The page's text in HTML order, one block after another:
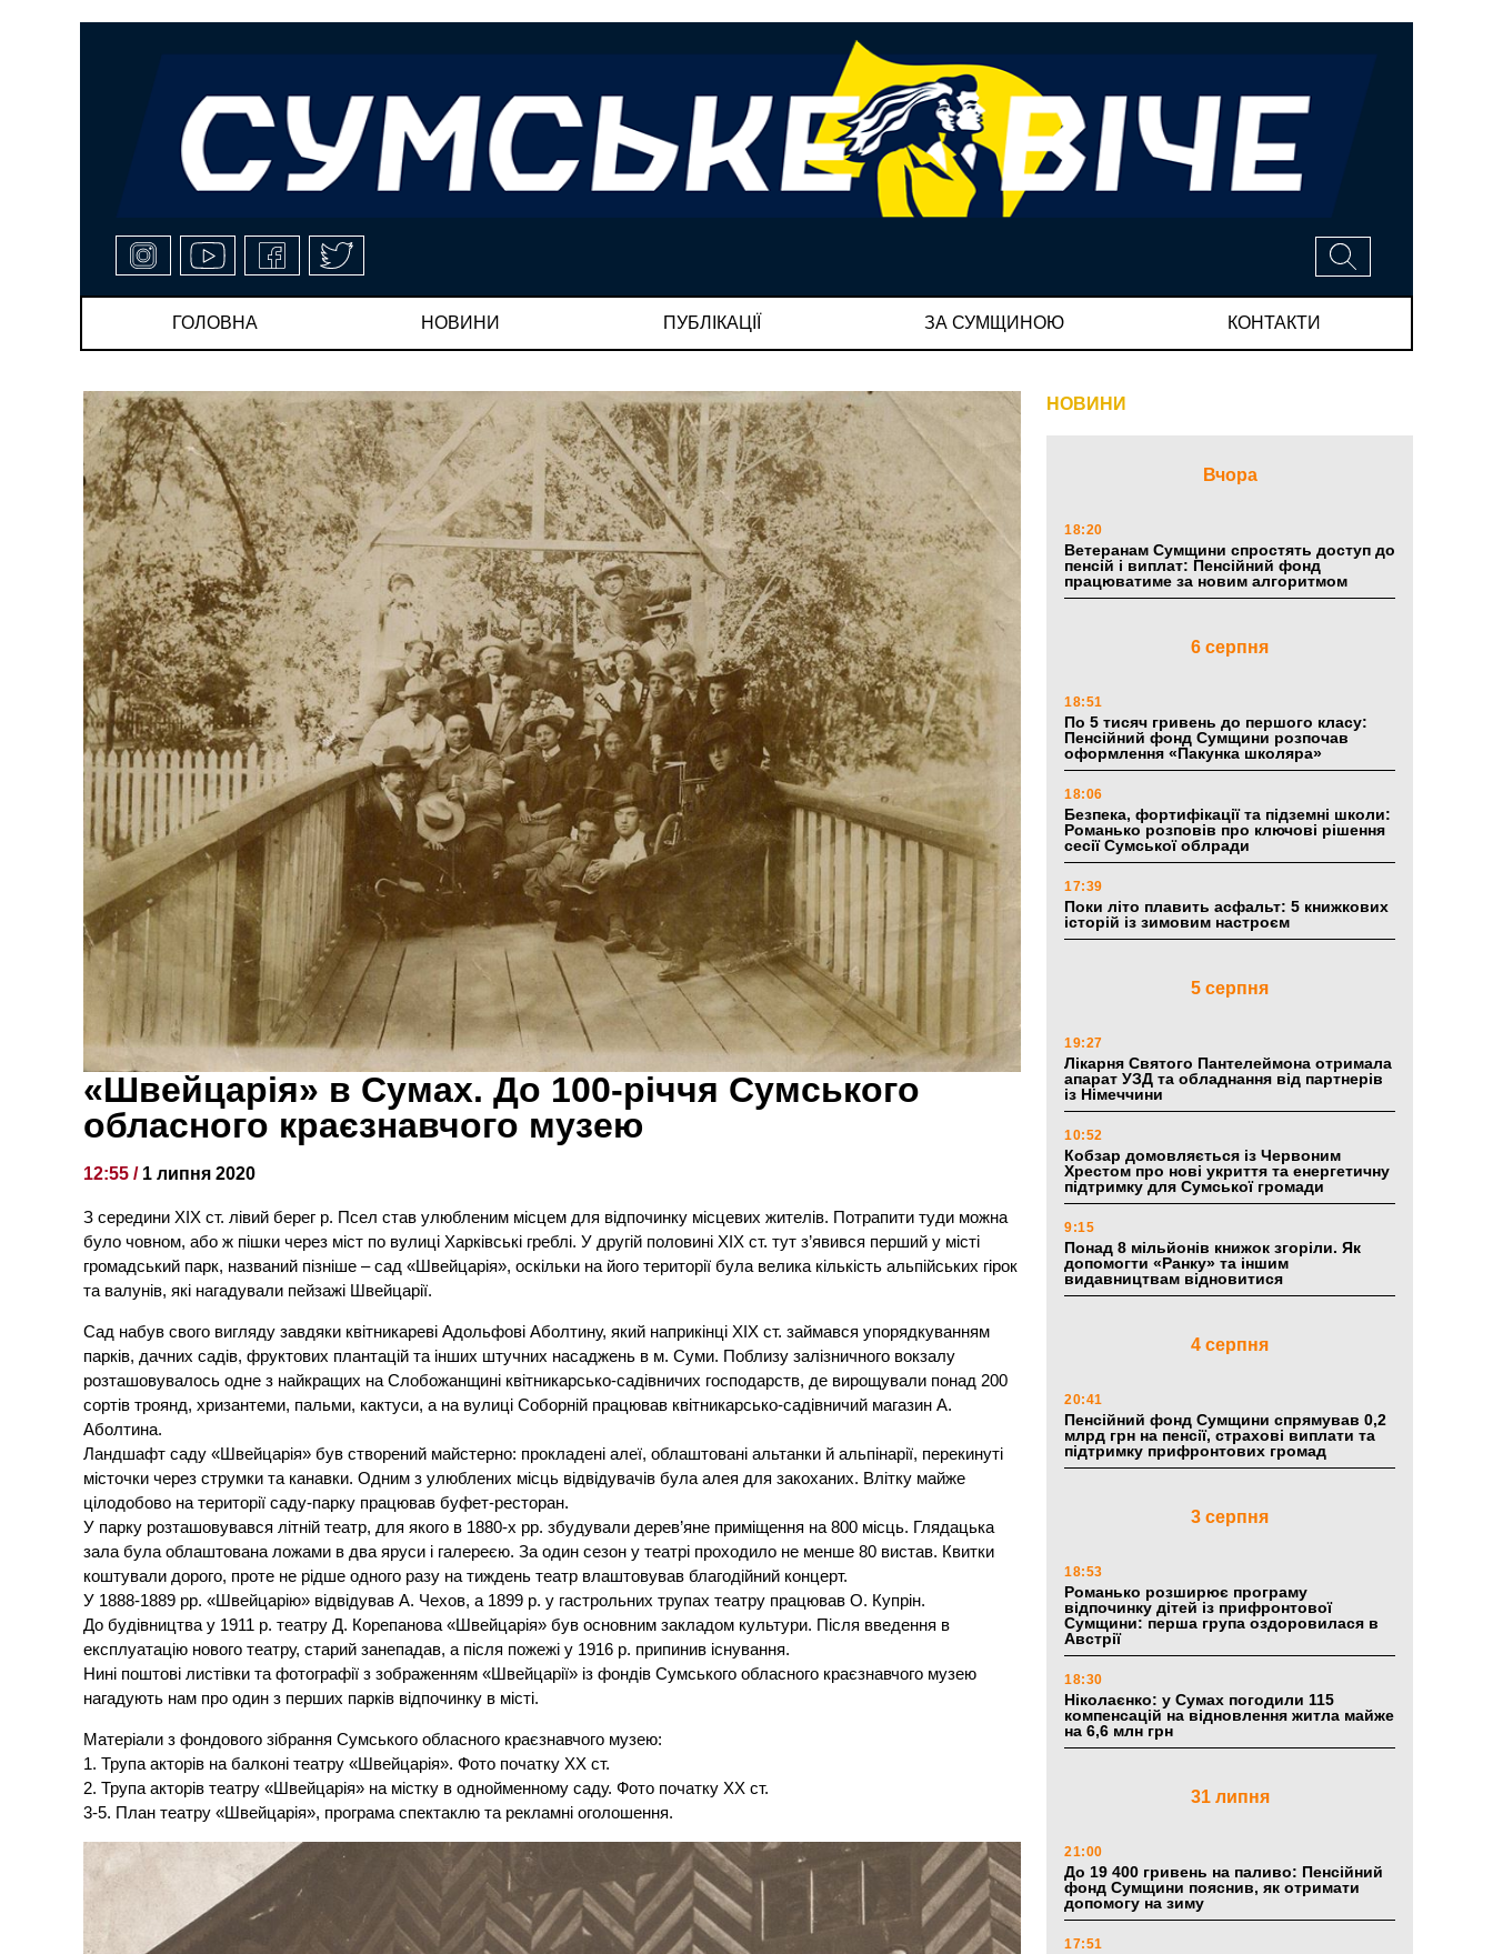
ГОЛОВНА НОВИНИ ПУБЛІКАЦІЇ ЗА СУМЩИНОЮ КОНТАКТИ
«Швейцарія» в Сумах. До 100-річчя Сумського
обласного краєзнавчого музею
12:55 / 1 липня 2020
З середини ХІХ ст. лівий берег р. Псел став улюбленим місцем для відпочинку місцевих жителів. Потрапити туди можна
було човном, або ж пішки через міст по вулиці Харківські греблі. У другій половині ХІХ ст. тут з’явився перший у місті
громадський парк, названий пізніше – сад «Швейцарія», оскільки на його території була велика кількість альпійських гірок
та валунів, які нагадували пейзажі Швейцарії.
Сад набув свого вигляду завдяки квітникареві Адольфові Аболтину, який наприкінці ХІХ ст. займався упорядкуванням
парків, дачних садів, фруктових плантацій та інших штучних насаджень в м. Суми. Поблизу залізничного вокзалу
розташовувалось одне з найкращих на Слобожанщині квітникарсько-садівничих господарств, де вирощували понад 200
сортів троянд, хризантеми, пальми, кактуси, а на вулиці Соборній працював квітникарсько-садівничий магазин А.
Аболтина.
Ландшафт саду «Швейцарія» був створений майстерно: прокладені алеї, облаштовані альтанки й альпінарії, перекинуті
місточки через струмки та канавки. Одним з улюблених місць відвідувачів була алея для закоханих. Влітку майже
цілодобово на території саду-парку працював буфет-ресторан.
У парку розташовувався літній театр, для якого в 1880-х рр. збудували дерев’яне приміщення на 800 місць. Глядацька
зала була облаштована ложами в два яруси і галереєю. За один сезон у театрі проходило не менше 80 вистав. Квитки
коштували дорого, проте не рідше одного разу на тиждень театр влаштовував благодійний концерт.
У 1888-1889 рр. «Швейцарію» відвідував А. Чехов, а 1899 р. у гастрольних трупах театру працював О. Купрін.
До будівництва у 1911 р. театру Д. Корепанова «Швейцарія» був основним закладом культури. Після введення в
експлуатацію нового театру, старий занепадав, а після пожежі у 1916 р. припинив існування.
Нині поштові листівки та фотографії з зображенням «Швейцарії» із фондів Сумського обласного краєзнавчого музею
нагадують нам про один з перших парків відпочинку в місті.
Матеріали з фондового зібрання Сумського обласного краєзнавчого музею:
1. Трупа акторів на балконі театру «Швейцарія». Фото початку ХХ ст.
2. Трупа акторів театру «Швейцарія» на містку в однойменному саду. Фото початку ХХ ст.
3-5. План театру «Швейцарія», програма спектаклю та рекламні оголошення.
НОВИНИ
Вчора
18:20
Ветеранам Сумщини спростять доступ до
пенсій і виплат: Пенсійний фонд
працюватиме за новим алгоритмом
6 серпня
18:51
По 5 тисяч гривень до першого класу:
Пенсійний фонд Сумщини розпочав
оформлення «Пакунка школяра»
18:06
Безпека, фортифікації та підземні школи:
Романько розповів про ключові рішення
сесії Сумської облради
17:39
Поки літо плавить асфальт: 5 книжкових
історій із зимовим настроєм
5 серпня
19:27
Лікарня Святого Пантелеймона отримала
апарат УЗД та обладнання від партнерів
із Німеччини
10:52
Кобзар домовляється із Червоним
Хрестом про нові укриття та енергетичну
підтримку для Сумської громади
9:15
Понад 8 мільйонів книжок згоріли. Як
допомогти «Ранку» та іншим
видавництвам відновитися
4 серпня
20:41
Пенсійний фонд Сумщини спрямував 0,2
млрд грн на пенсії, страхові виплати та
підтримку прифронтових громад
3 серпня
18:53
Романько розширює програму
відпочинку дітей із прифронтової
Сумщини: перша група оздоровилася в
Австрії
18:30
Ніколаєнко: у Сумах погодили 115
компенсацій на відновлення житла майже
на 6,6 млн грн
31 липня
21:00
До 19 400 гривень на паливо: Пенсійний
фонд Сумщини пояснив, як отримати
допомогу на зиму
17:51